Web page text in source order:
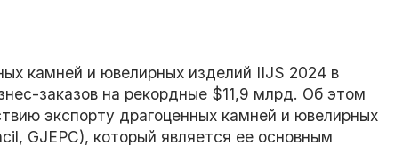
камней и ювелирных изделий IIJS 2024 в
заказов на рекордные $11,9 млрд. Об этом
экспорту драгоценных камней и ювелирных
GJEPC), который является ее основным